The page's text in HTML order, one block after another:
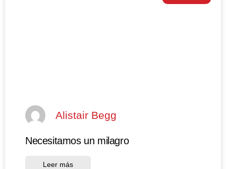
Alistair Begg
Necesitamos un milagro
Leer más